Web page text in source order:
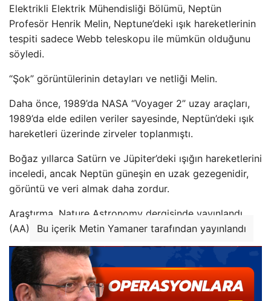
Elektrikli Elektrik Mühendisliği Bölümü, Neptün
Profesör Henrik Melin, Neptune’deki ışık hareketlerinin
tespiti sadece Webb teleskopu ile mümkün olduğunu
söyledi.
“Şok” görüntülerinin detayları ve netliği Melin.
Daha önce, 1989’da NASA “Voyager 2” uzay araçları,
1989’da elde edilen veriler sayesinde, Neptün’deki ışık
hareketleri üzerinde zirveler toplanmıştı.
Boğaz yıllarca Satürn ve Jüpiter’deki ışığın hareketlerini
inceledi, ancak Neptün güneşin en uzak gezegenidir,
görüntü ve veri almak daha zordur.
Araştırma, Nature Astronomy dergisinde yayınlandı.
(AA)
Bu içerik Metin Yamaner tarafından yayınlandı